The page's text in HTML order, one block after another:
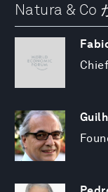
Natura & Co